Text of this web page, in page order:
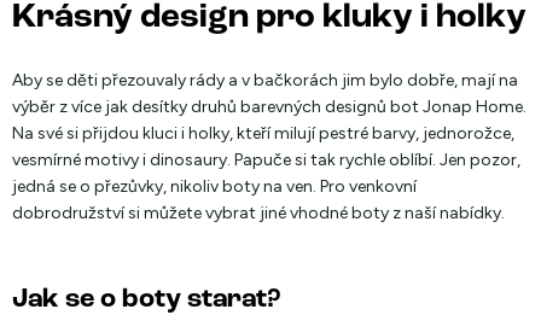
Krásný design pro kluky i holky
Aby se děti přezouvaly rády a v bačkorách jim bylo dobře, mají na
výběr z více jak desítky druhů barevných designů bot Jonap Home.
Na své si přijdou kluci i holky, kteří milují pestré barvy, jednorožce,
vesmírné motivy i dinosaury. Papuče si tak rychle oblíbí. Jen pozor,
jedná se o přezůvky, nikoliv boty na ven. Pro venkovní
dobrodružství si můžete vybrat jiné vhodné boty z naší nabídky.
Jak se o boty starat?